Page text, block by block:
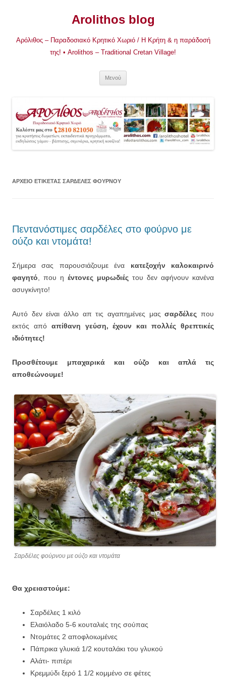
Arolithos blog
Αρόλιθος – Παραδοσιακό Κρητικό Χωριό / Η Κρήτη & η παράδοσή
της! • Arolithos – Traditional Cretan Village!
Μενού
ΑΡΧΕΊΟ ΕΤΙΚΈΤΑΣ ΣΑΡΔΕΛΕΣ ΦΟΥΡΝΟΥ
Πεντανόστιμες σαρδέλες στο φούρνο με
ούζο και ντομάτα!
Σήμερα σας παρουσιάζουμε ένα κατεξοχήν καλοκαιρινό
φαγητό , που η έντονες μυρωδιές του δεν αφήνουν κανένα
ασυγκίνητο!
Αυτό δεν είναι άλλο απ τις αγαπημένες μαςσαρδέλες που
εκτός απόαπίθανη γεύση, έχουν και πολλές θρεπτικές
ιδιότητες!
Προσθέτουμε μπαχαρικά και ούζο και απλά τις
αποθεώνουμε!
Σαρδέλες φούρνου με ούζο και ντομάτα
Θα χρειαστούμε:
Σαρδέλες 1 κιλό
Ελαιόλαδο 5-6 κουταλιές της σούπας
Ντομάτες 2 αποφλοιωμένες
Πάπρικα γλυκιά 1/2 κουταλάκι του γλυκού
Αλάτι- πιπέρι
Κρεμμύδι ξερό 1 1/2 κομμένο σε φέτες